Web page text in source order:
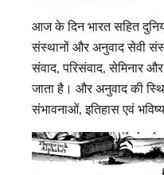
आज के दिन भारत सहित
संस्थानों और अनुवाद सेवी
संवाद, परिसंवाद, सेमिनार
जाता है। और अनुवाद की
संभावनाओं, इतिहास एवं